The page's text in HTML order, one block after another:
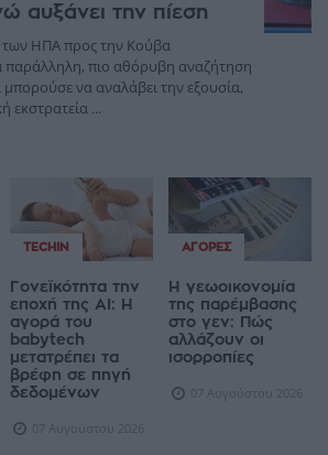
αυξάνει την πίεση
των ΗΠΑ προς την Κούβα
παράλληλη, πιο αθόρυβη αναζήτηση
να αναλάβει την εξουσία,
εκστρατεία ...
TECHIN
Γονεϊκότητα την
εποχή της AI: Η
αγορά του
babytech
μετατρέπει τα
βρέφη σε πηγή
δεδομένων
07 Αυγούστου 2026
ΑΓΟΡΈΣ
Η γεωοικονομία
της παρέμβασης
στο γεν: Πώς
αλλάζουν οι
ισορροπίες
07 Αυγούστου 2026